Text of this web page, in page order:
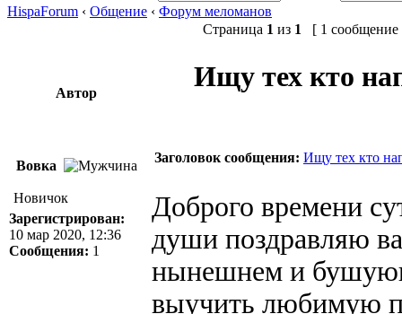
HispaForum ‹ Общение ‹ Форум меломанов
Страница 1 из 1 [ 1 сообщение
Автор
Ищу тех кто
Вовка
Заголовок сообщения: Ищу тех кто
Новичок
Зарегистрирован:
10 мар 2020, 12:36
Сообщения: 1
Доброго времени
души поздравляю
нынешнем и
выучить любимую